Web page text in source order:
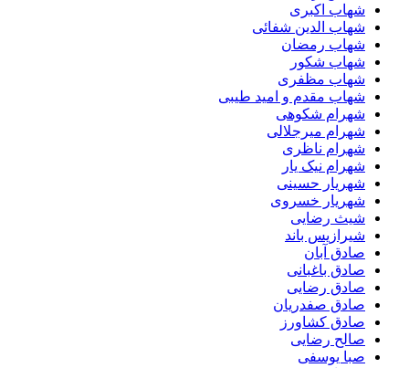
شهاب اکبری
شهاب الدین شفائی
شهاب رمضان
شهاب شکور
شهاب مظفری
شهاب مقدم و امید طیبی
شهرام شکوهی
شهرام میرجلالی
شهرام ناظری
شهرام نیک یار
شهریار حسینی
شهریار خسروی
شیث رضایی
شیرازیس باند
صادق آبان
صادق باغبانی
صادق رضایی
صادق صفدریان
صادق کشاورز
صالح رضایی
صبا یوسفی